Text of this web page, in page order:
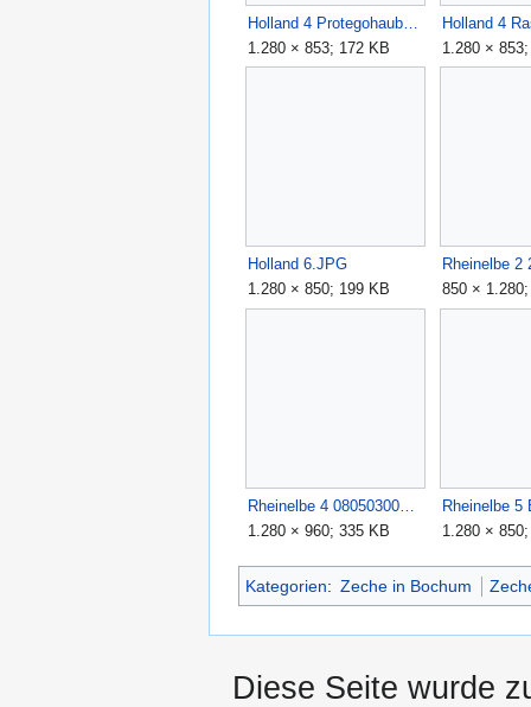
1.280 × 853; 172 KB
1.280 ×
Holland 6.JPG
1.280 × 850; 199 KB
Rheinelbe 2
850 ×
1.280 × 960; 335 KB
Rheinelbe 5
1.280 ×
Kategorien: Zeche in Bochum
Diese Seite wurde